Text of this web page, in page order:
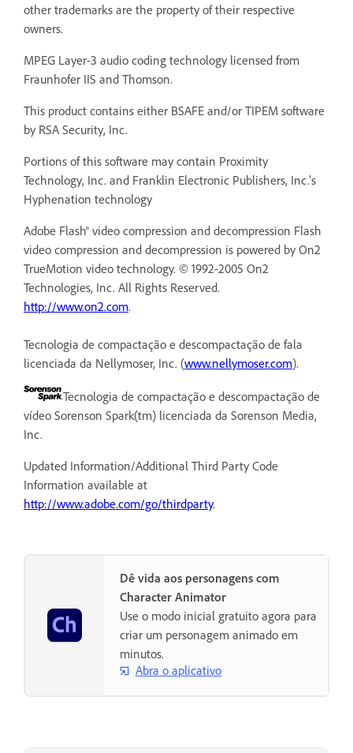
other trademarks are the property of their respective
owners.
MPEG Layer-3 audio coding technology licensed from
Fraunhofer IIS and Thomson.
This product contains either BSAFE and/or TIPEM software
by RSA Security, Inc.
Portions of this software may contain Proximity
Technology, Inc. and Franklin Electronic Publishers, Inc.’s
Hyphenation technology
Adobe Flash® video compression and decompression Flash
video compression and decompression is powered by On2
TrueMotion video technology. © 1992-2005 On2
Technologies, Inc. All Rights Reserved.
http://www.on2.com.
Tecnologia de compactação e descompactação de fala
licenciada da Nellymoser, Inc. (www.nellymoser.com).
Tecnologia de compactação e descompactação de
vídeo Sorenson Spark(tm) licenciada da Sorenson Media,
Inc.
Updated Information/Additional Third Party Code
Information available at
http://www.adobe.com/go/thirdparty.
Dê vida aos personagens com
Character Animator
Use o modo inicial gratuito agora para
criar um personagem animado em
minutos.
Abra o aplicativo